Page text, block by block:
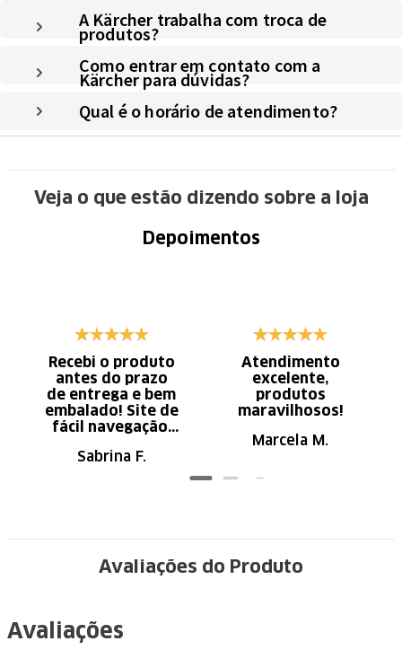
A Kärcher trabalha com troca de
produtos?
Como entrar em contato com a
Kärcher para dúvidas?
Qual é o horário de atendimento?
Veja o que estão dizendo sobre a loja
Depoimentos
Recebi o produto
antes do prazo
de entrega e bem
embalado! Site de
fácil navegação.
Sabrina F.
Atendimento
excelente,
produtos
maravilhosos!
Marcela M.
Avaliações do Produto
Avaliações